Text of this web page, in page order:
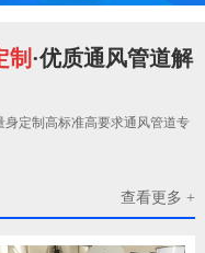
制 ·优质通风管道解
定制高标准高要求通风管道专
查看更多 +